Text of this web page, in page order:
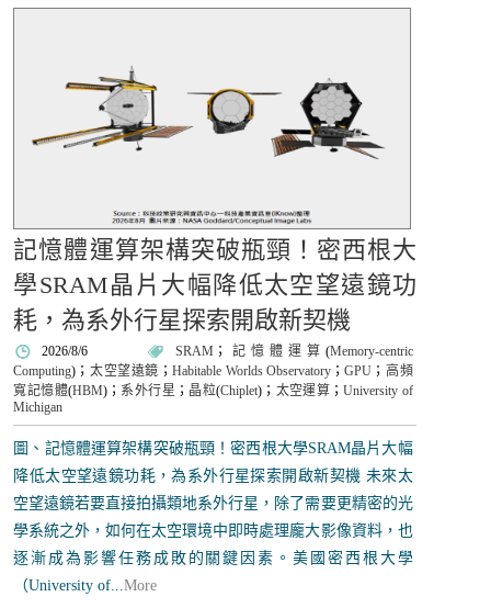
記憶體運算架構突破瓶頸！密西根大
學SRAM晶片大幅降低太空望遠鏡功
耗，為系外行星探索開啟新契機
2026/8/6 SRAM ； 記憶體運算 (Memory-centric
Computing)； 太空望遠鏡 ；Habitable Worlds Observatory ；GPU ； 高頻
寬記憶體(HBM)； 系外行星 ； 晶粒(Chiplet)； 太空運算 ；University of
Michigan
圖、記憶體運算架構突破瓶頸！密西根大學SRAM晶片大幅
降低太空望遠鏡功耗，為系外行星探索開啟新契機 未來太
空望遠鏡若要直接拍攝類地系外行星，除了需要更精密的光
學系統之外，如何在太空環境中即時處理龐大影像資料，也
逐漸成為影響任務成敗的關鍵因素。美國密西根大學
（University of...More